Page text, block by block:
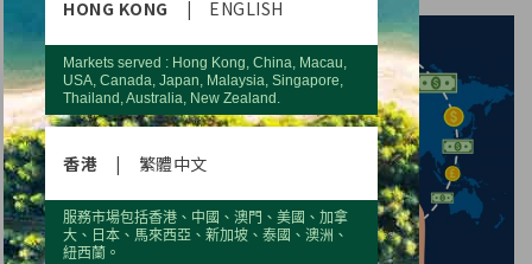
HONG KONG | ENGLISH
Markets served : Hong Kong, China, Macau,
USA, Canada, Japan, Malaysia, Singapore,
Thailand, Australia, New Zealand.
香港 | 繁體中文
服務市場包括香港、中國、澳門、美國、加拿
大、日本、馬來西亞、新加坡、泰國、澳洲、
紐西蘭。